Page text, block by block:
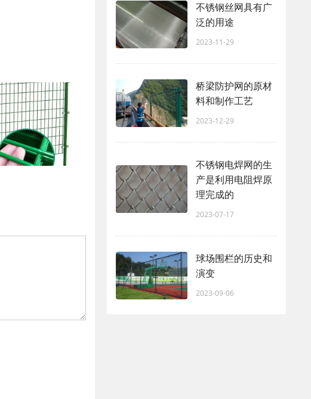
不锈钢丝网具有广
泛的用途
2023-11-29
桥梁防护网的原材
料和制作工艺
2023-12-29
不锈钢电焊网的生
产是利用电阻焊原
理完成的
2023-07-17
球场围栏的历史和
演变
2023-09-06